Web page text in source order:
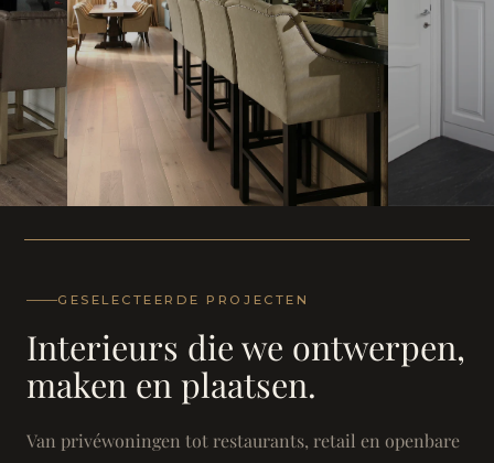
Landhuis - Grimbergen
GESELECTEERDE PROJECTEN
Interieurs die we ontwerpen,
maken en plaatsen.
Van privéwoningen tot restaurants, retail en openbare